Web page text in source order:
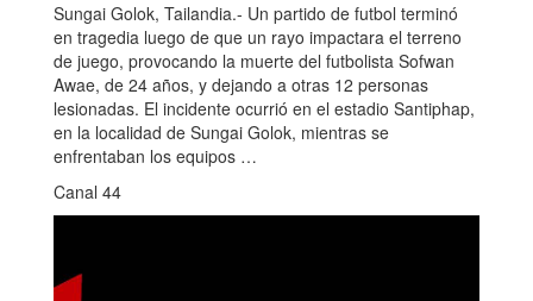
Sungai Golok, Tailandia.- Un partido de futbol terminó
en tragedia luego de que un rayo impactara el terreno
de juego, provocando la muerte del futbolista Sofwan
Awae, de 24 años, y dejando a otras 12 personas
lesionadas. El incidente ocurrió en el estadio Santiphap,
en la localidad de Sungai Golok, mientras se
enfrentaban los equipos …
Canal 44